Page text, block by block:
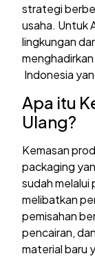
strategi
usaha. Untuk
lingkungan
menghadirkan
Indonesia
Apa itu
Ulang?
Kemasan
packaging
sudah melalui
melibatkan
pemisahan
pencairan,
material baru